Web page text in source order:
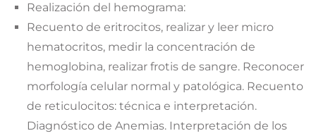
Realización del hemograma:
Recuento de eritrocitos, realizar y leer micro
hematocritos, medir la concentración de
hemoglobina, realizar frotis de sangre. Reconocer
morfología celular normal y patológica. Recuento
de reticulocitos: técnica e interpretación.
Diagnóstico de Anemias. Interpretación de los